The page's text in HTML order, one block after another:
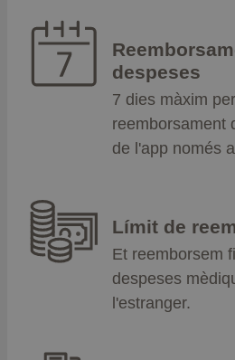
despeses
7 dies màxim
reemborsament
de l'app només
Límit de
Et reemborsem
despeses
l'estranger.